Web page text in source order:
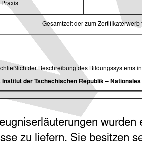
Praxis
Gesamtzeit der zum
der Beschreibung des Bildungssystems
Institut der Tschechischen Republik–